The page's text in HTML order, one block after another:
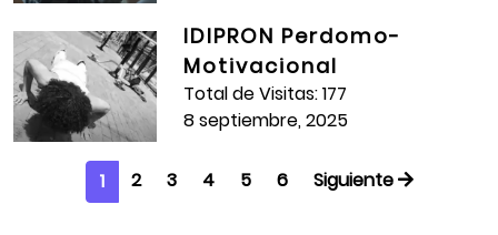
Neón Ricardo Barrero
Carlos Asprilla
Kevin Villamil
IDIPRON Perdomo-
Motivacional
Total de Visitas: 177
8 septiembre, 2025
1 2 3 4 5 6 Siguiente